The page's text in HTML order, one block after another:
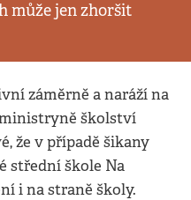
může jen zhoršit
záměrně a naráží na
školství
že v případě šikany
střední škole Na
i na straně školy.